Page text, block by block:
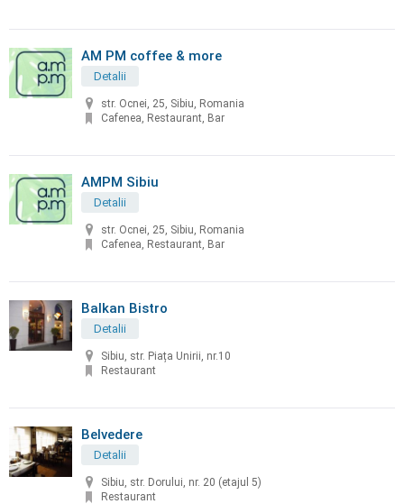
AM PM coffee & more
Detalii
str. Ocnei, 25, Sibiu, Romania
Cafenea, Restaurant, Bar
AMPM Sibiu
Detalii
str. Ocnei, 25, Sibiu, Romania
Cafenea, Restaurant, Bar
Balkan Bistro
Detalii
Sibiu, str. Piața Unirii, nr.10
Restaurant
Belvedere
Detalii
Sibiu, str. Dorului, nr. 20 (etajul 5)
Restaurant